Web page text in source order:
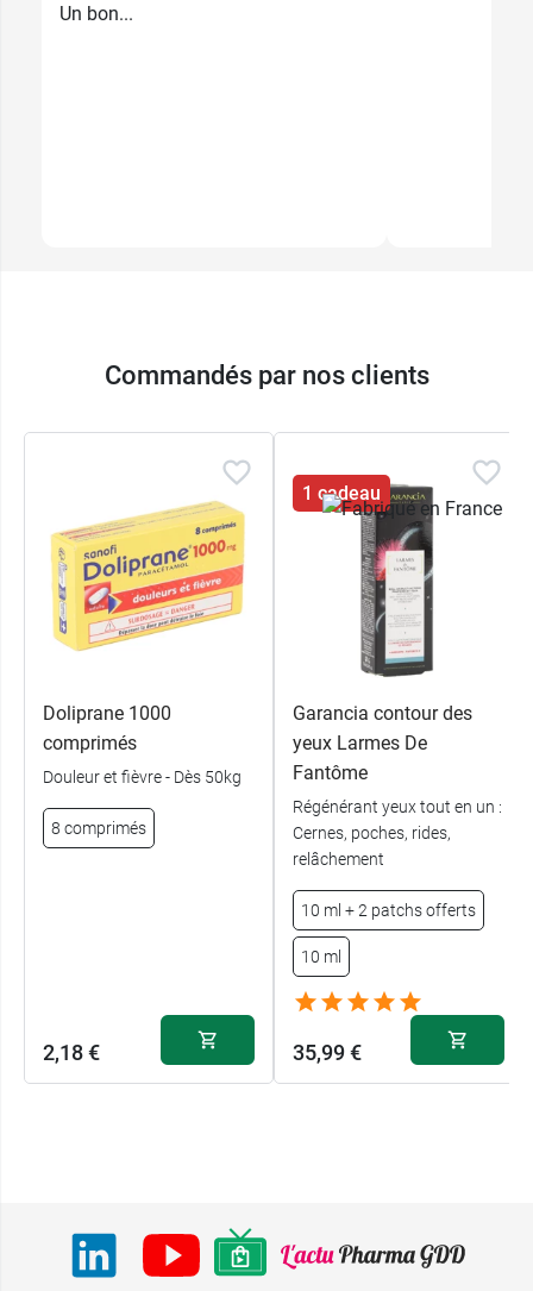
Un bon...
Commandés par nos clients
Doliprane 1000
comprimés
Douleur et fièvre - Dès 50kg
8 comprimés
2,18 €
1 cadeau
Garancia contour des
yeux Larmes De
Fantôme
Régénérant yeux tout en un :
Cernes, poches, rides,
relâchement
10 ml + 2 patchs offerts
10 ml
35,99 €